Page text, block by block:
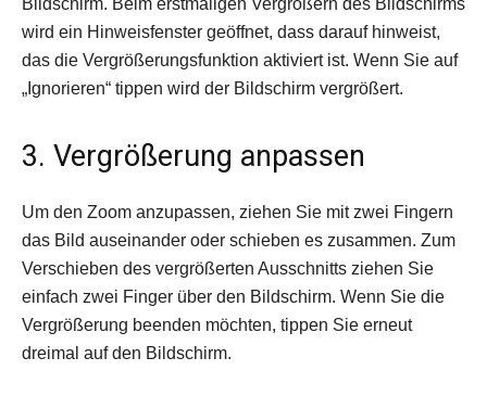
Bildschirm. Beim erstmaligen Vergrößern des Bildschirms
wird ein Hinweisfenster geöffnet, dass darauf hinweist,
das die Vergrößerungsfunktion aktiviert ist. Wenn Sie auf
„Ignorieren“ tippen wird der Bildschirm vergrößert.
3. Vergrößerung anpassen
Um den Zoom anzupassen, ziehen Sie mit zwei Fingern
das Bild auseinander oder schieben es zusammen. Zum
Verschieben des vergrößerten Ausschnitts ziehen Sie
einfach zwei Finger über den Bildschirm. Wenn Sie die
Vergrößerung beenden möchten, tippen Sie erneut
dreimal auf den Bildschirm.